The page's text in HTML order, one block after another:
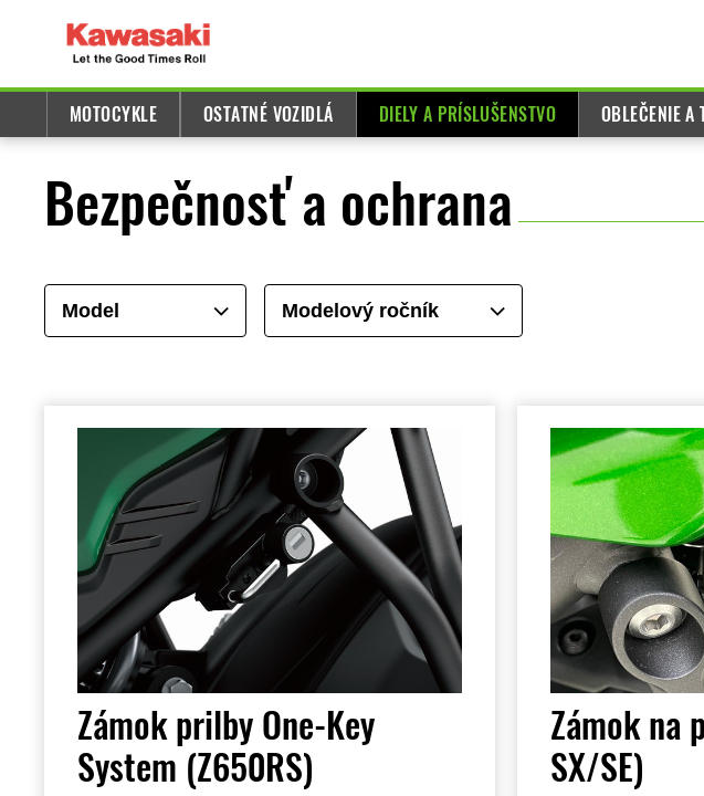
MOTOCYKLE OSTATNÉ VOZIDLÁ DIELY A PRÍSLUŠENSTVO OBLEČENIE A
Bezpečnosť a ochrana
Model Modelový ročník
Zámok prilby One-Key
System (Z650RS)
Zámok na
SX/SE)